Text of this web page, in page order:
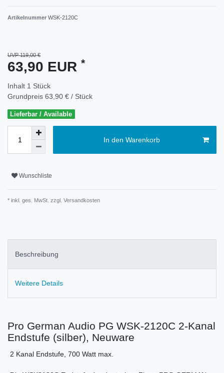
Artikelnummer WSK-2120C
UVP 119,00 €
63,90 EUR *
Inhalt 1 Stück
Grundpreis 63,90 € / Stück
Lieferbar / Available
In den Warenkorb
Wunschliste
* inkl. ges. MwSt. zzgl. Versandkosten
Beschreibung
Weitere Details
Pro German Audio PG WSK-2120C 2-Kanal
Endstufe (silber), Neuware
2 Kanal Endstufe, 700 Watt max.